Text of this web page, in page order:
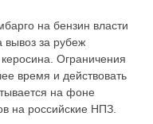
на бензин власти
вывоз за рубеж
Ограничения
время и действовать
на фоне
на российские НПЗ.